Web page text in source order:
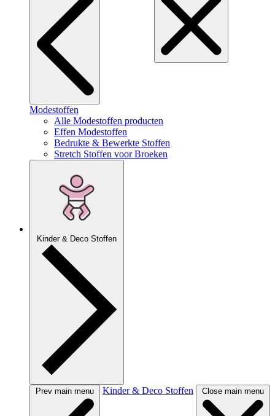
Modestoffen
Alle Modestoffen producten
Effen Modestoffen
Bedrukte & Bewerkte Stoffen
Stretch Stoffen voor Broeken
Kinder & Deco Stoffen
Prev main menu Kinder & Deco Stoffen Close main menu